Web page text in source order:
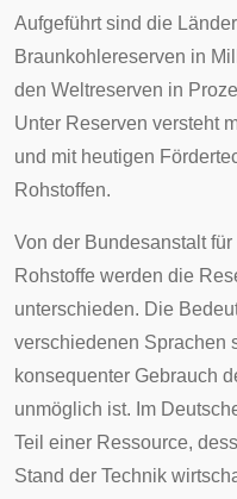
Aufgeführt sind die
Braunkohlereserven in
den Weltreserven in
Unter Reserven versteht
und mit heutigen
Rohstoffen.
Von der Bundesanstalt
Rohstoffe werden die
unterschieden. Die
verschiedenen Sprachen
konsequenter Gebrauch
unmöglich ist. Im
Teil einer Ressource,
Stand der Technik